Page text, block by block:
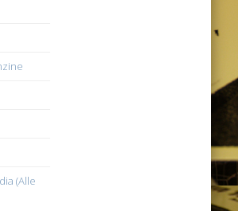
(Alle